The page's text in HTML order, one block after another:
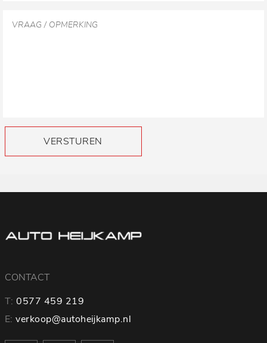
VERSTUREN
CONTACT
T: 0577 459 219
E: verkoop@autoheijkamp.nl